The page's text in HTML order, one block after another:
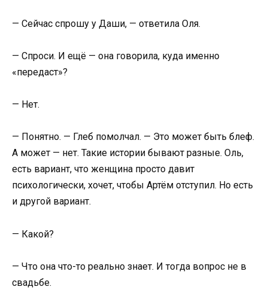
— Сейчас спрошу у Даши, — ответила Оля.
— Спроси. И ещё — она говорила, куда именно
«передаст»?
— Нет.
— Понятно. — Глеб помолчал. — Это может быть блеф.
А может — нет. Такие истории бывают разные. Оль,
есть вариант, что женщина просто давит
психологически, хочет, чтобы Артём отступил. Но есть
и другой вариант.
— Какой?
— Что она что-то реально знает. И тогда вопрос не в
свадьбе.